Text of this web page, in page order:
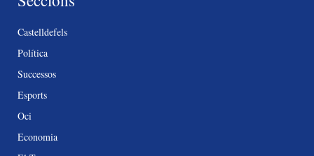
Castelldefels
Política
Successos
Esports
Oci
Economia